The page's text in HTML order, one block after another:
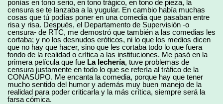
ponías en tono serio, en tono trágico, en tono de pieza, la
censura se te lanzaba a la yugular. En cambio había muchas
cosas que tú podías poner en una comedia que pasaban entre
risa y risa. Después, el Departamento de Supervisión -o
censura- de RTC, me demostró que también a las comedias les
cortaba; y no los desnudos eróticos, ni lo que los medios dicen
que no hay que hacer, sino que les cortaba todo lo que fuera
fondo de la realidad o crítica a las instituciones. Me pasó en la
primera película que fue La lechería, tuve problemas de
censura justamente en todo lo que se refería al tráfico de la
CONASUPO. Me encanta la comedia, porque hay que tener
mucho sentido del humor y además muy buen manejo de la
realidad para poder criticarla y la más crítica, siempre será la
farsa cómica.